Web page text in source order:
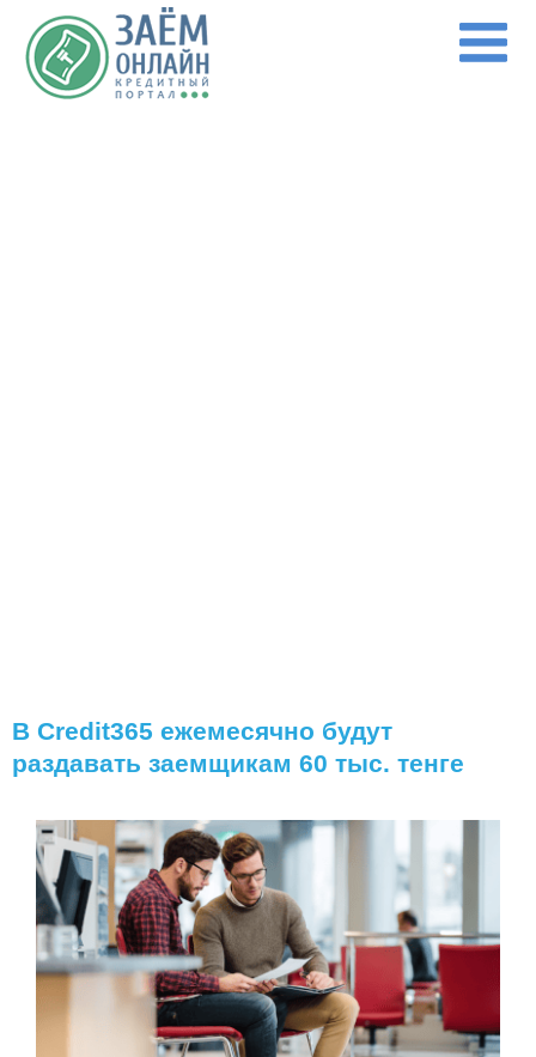
Перейти к основному содержанию
В Credit365 ежемесячно будут
раздавать заемщикам 60 тыс. тенге